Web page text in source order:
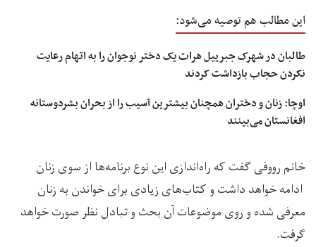
این مطالب هم توصیه می‌شود:
طالبان در شهرک جبرییل هرات یک دختر نوجوان را به اتهام رعایت
نکردن حجاب بازداشت کردند
اوچا: زنان و دختران همچنان بیشترین آسیب را از بحران بشردوستانه
افغانستان می‌بینند
خانم رووفی گفت که راه‌اندازی این نوع برنامه‌ها از سوی زنان
ادامه خواهد داشت و کتاب‌های زیادی برای خواندن به زنان
معرفی شده و روی موضوعات آن بحث و تبادل نظر صورت خواهد
گرفت.